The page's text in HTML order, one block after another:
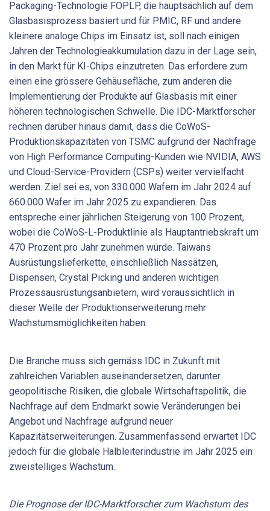
Packaging-Technologie FOPLP, die hauptsächlich auf dem
Glasbasisprozess basiert und für PMIC, RF und andere
kleinere analoge Chips im Einsatz ist, soll nach einigen
Jahren der Technologieakkumulation dazu in der Lage sein,
in den Markt für KI-Chips einzutreten. Das erfordere zum
einen eine grössere Gehäusefläche, zum anderen die
Implementierung der Produkte auf Glasbasis mit einer
höheren technologischen Schwelle. Die IDC-Marktforscher
rechnen darüber hinaus damit, dass die CoWoS-
Produktionskapazitäten von TSMC aufgrund der Nachfrage
von High Performance Computing-Kunden wie NVIDIA, AWS
und Cloud-Service-Providern (CSPs) weiter vervielfacht
werden. Ziel sei es, von 330.000 Wafern im Jahr 2024 auf
660.000 Wafer im Jahr 2025 zu expandieren. Das
entspreche einer jährlichen Steigerung von 100 Prozent,
wobei die CoWoS-L-Produktlinie als Hauptantriebskraft um
470 Prozent pro Jahr zunehmen würde. Taiwans
Ausrüstungslieferkette, einschließlich Nassätzen,
Dispensen, Crystal Picking und anderen wichtigen
Prozessausrüstungsanbietern, wird voraussichtlich in
dieser Welle der Produktionserweiterung mehr
Wachstumsmöglichkeiten haben.
Die Branche muss sich gemäss IDC in Zukunft mit
zahlreichen Variablen auseinandersetzen, darunter
geopolitische Risiken, die globale Wirtschaftspolitik, die
Nachfrage auf dem Endmarkt sowie Veränderungen bei
Angebot und Nachfrage aufgrund neuer
Kapazitätserweiterungen. Zusammenfassend erwartet IDC
jedoch für die globale Halbleiterindustrie im Jahr 2025 ein
zweistelliges Wachstum.
Die Prognose der IDC-Marktforscher zum Wachstum des